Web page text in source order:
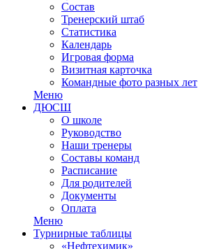
Состав
Тренерский штаб
Статистика
Календарь
Игровая форма
Визитная карточка
Командные фото разных лет
Меню
ДЮСШ
О школе
Руководство
Наши тренеры
Составы команд
Расписание
Для родителей
Документы
Оплата
Меню
Турнирные таблицы
«Нефтехимик»